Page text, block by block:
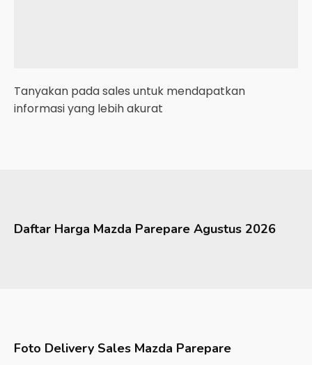
Tanyakan pada sales untuk mendapatkan
informasi yang lebih akurat
Daftar Harga Mazda Parepare Agustus 2026
Foto Delivery Sales Mazda Parepare